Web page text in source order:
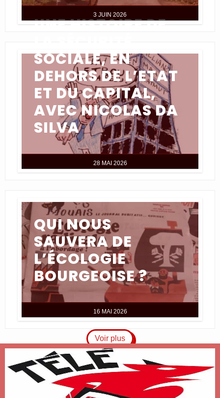
3 JUIN 2026
28 MAI 2026
UNE HISTOIRE DE
SOCIALE, EN
DEHORS DE L’ETAT
ET DU CAPITAL,
AVEC NICOLAS DA
SILVA
16 MAI 2026
QUI NOUS
SAUVERA DE
L’ÉCOLOGIE
BOURGEOISE ?
Voir plus